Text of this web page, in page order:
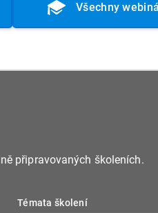
Všechny
připravovaných školeních.
Témata školení